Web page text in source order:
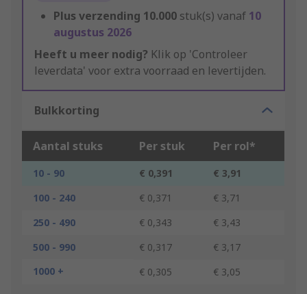
Plus verzending 10.000 stuk(s) vanaf 10
augustus 2026
Heeft u meer nodig? Klik op 'Controleer
leverdata' voor extra voorraad en levertijden.
Bulkkorting
Aantal stuks Per stuk Per rol*
10 - 90 € 0,391
€ 3,91
100 - 240
€ 0,371
€ 3,71
250 - 490
€ 0,343
€ 3,43
500 - 990
€ 0,317
€ 3,17
1000 +
€ 0,305 € 3,05